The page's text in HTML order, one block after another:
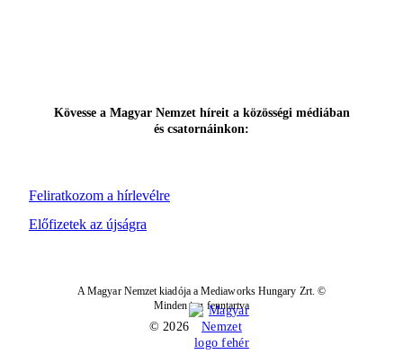
Feliratkozom a hírlevélre
Kövesse a Magyar Nemzet híreit a közösségi médiában
és csatornáinkon:
Előfizetek az újságra
A Magyar Nemzet kiadója a Mediaworks Hungary Zrt. ©
Minden jog fenntartva
© 2026